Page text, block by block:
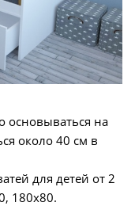
основываться на
около 40 см в
для детей от 2
180х80.